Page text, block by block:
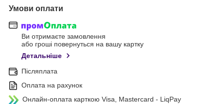
Умови оплати
Ви отримаєте замовлення
або гроші повернуться на вашу картку
Детальніше
Післяплата
Оплата на рахунок
Онлайн-оплата карткою Visa, Mastercard - LiqPay